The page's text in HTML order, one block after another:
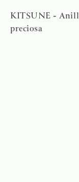
KITSUNE -
preciosa